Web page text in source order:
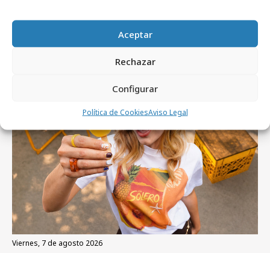
Aceptar
Rechazar
Configurar
Política de CookiesAviso Legal
Artículos recientes
viernes, 7 de agosto 2026